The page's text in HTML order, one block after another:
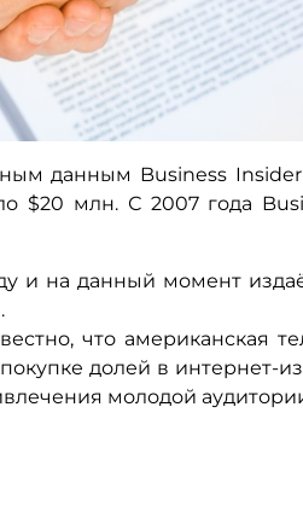
данным Business Insider
$20 млн. С 2007 года
и на данный момент
что американская
долей в интернет-
молодой